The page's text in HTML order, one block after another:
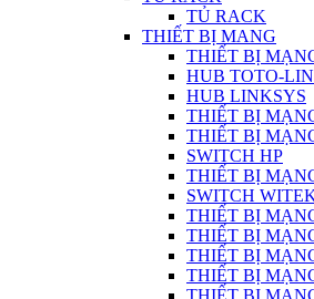
TỦ RACK
THIẾT BỊ MANG
THIẾT BỊ
HUB TOTO-
HUB LINKSYS
THIẾT BỊ
THIẾT BỊ
SWITCH HP
THIẾT BỊ
SWITCH
THIẾT BỊ
THIẾT BỊ
THIẾT BỊ
THIẾT BỊ
THIẾT BỊ